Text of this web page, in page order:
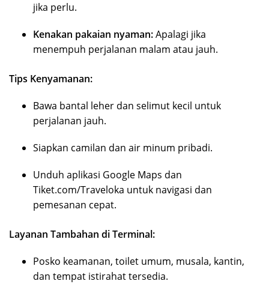
jika perlu.
Kenakan pakaian nyaman:Apalagi jika
menempuh perjalanan malam atau jauh.
Tips Kenyamanan:
Bawa bantal leher dan selimut kecil untuk
perjalanan jauh.
Siapkan camilan dan air minum pribadi.
Unduh aplikasi Google Maps dan
Tiket.com/Traveloka untuk navigasi dan
pemesanan cepat.
Layanan Tambahan di Terminal:
Posko keamanan, toilet umum, musala, kantin,
dan tempat istirahat tersedia.